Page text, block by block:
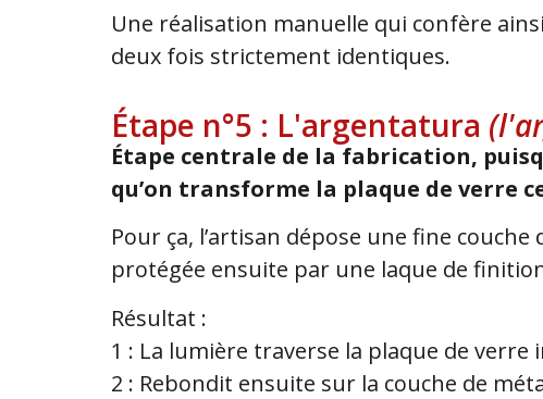
Une réalisation manuelle qui confère
deux fois strictement identiques.
Étape n°5 : L'argentatura
Étape centrale de la fabrication,
qu’on transforme la plaque de verre
Pour ça, l’artisan dépose une fine
protégée ensuite par une laque de
Résultat :
1 : La lumière traverse la plaque de verre
2 : Rebondit ensuite sur la couche de